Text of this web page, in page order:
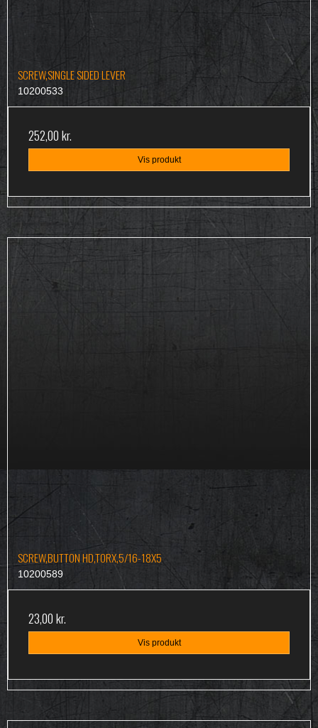
SCREW,SINGLE SIDED LEVER
10200533
252,00 kr.
Vis produkt
SCREW,BUTTON HD,TORX,5/16-18X5
10200589
23,00 kr.
Vis produkt